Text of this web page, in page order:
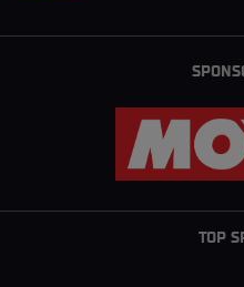
TOP